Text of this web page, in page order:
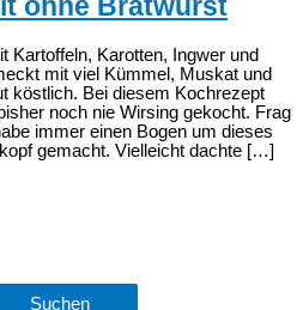
Kartoffeln, Karotten, Ingwer und
mit viel Kümmel, Muskat und
köstlich. Bei diesem Kochrezept
noch nie Wirsing gekocht. Frag
immer einen Bogen um dieses
gemacht. Vielleicht dachte […]